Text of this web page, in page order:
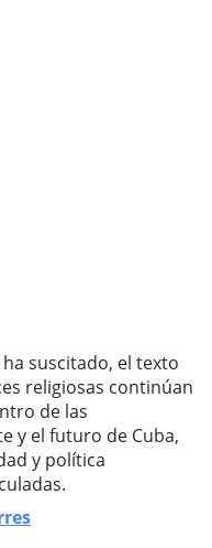
suscitado, el texto
religiosas continúan
de las
y el futuro de Cuba,
y política